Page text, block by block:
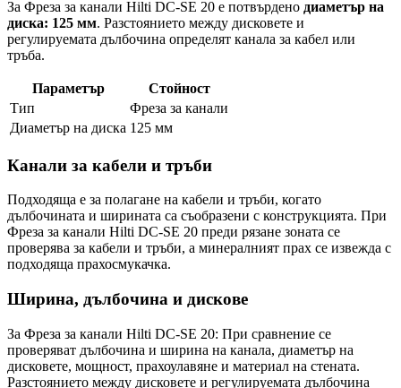
За Фреза за канали Hilti DC-SE 20 е потвърдено диаметър на
диска: 125 мм. Разстоянието между дисковете и
регулируемата дълбочина определят канала за кабел или
тръба.
Параметър
Стойност
Тип
Фреза за канали
Диаметър на диска 125 мм
Канали за кабели и тръби
Подходяща е за полагане на кабели и тръби, когато
дълбочината и ширината са съобразени с конструкцията. При
Фреза за канали Hilti DC-SE 20 преди рязане зоната се
проверява за кабели и тръби, а минералният прах се извежда с
подходяща прахосмукачка.
Ширина, дълбочина и дискове
За Фреза за канали Hilti DC-SE 20: При сравнение се
проверяват дълбочина и ширина на канала, диаметър на
дисковете, мощност, прахоулавяне и материал на стената.
Разстоянието между дисковете и регулируемата дълбочина